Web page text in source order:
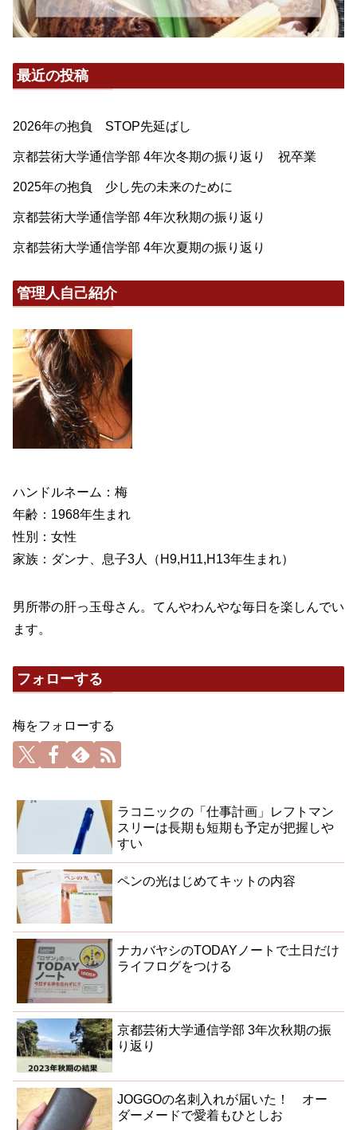
最近の投稿
2026年の抱負 STOP先延ばし
京都芸術大学通信学部 4年次冬期の振り返り 祝卒業
2025年の抱負 少し先の未来のために
京都芸術大学通信学部 4年次秋期の振り返り
京都芸術大学通信学部 4年次夏期の振り返り
管理人自己紹介
ハンドルネーム：梅
年齢：1968年生まれ
性別：女性
家族：ダンナ、息子3人（H9,H11,H13年生まれ）
男所帯の肝っ玉母さん。てんやわんやな毎日を楽しんでい
ます。
フォローする
梅をフォローする
ラコニックの「仕事計画」レフトマン
スリーは長期も短期も予定が把握しや
すい
ペンの光はじめてキットの内容
ナカバヤシのTODAYノートで土日だけ
ライフログをつける
京都芸術大学通信学部 3年次秋期の振
り返り
JOGGOの名刺入れが届いた！ オー
ダーメードで愛着もひとしお